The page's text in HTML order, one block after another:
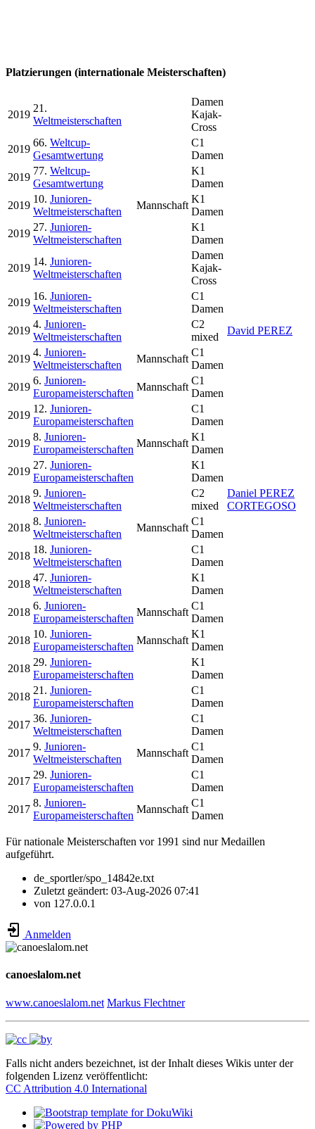
Platzierungen (internationale Meisterschaften)
2019
21.
Weltmeisterschaften
Damen
Kajak-
Cross
2019
66. Weltcup-
Gesamtwertung
C1
Damen
2019
77. Weltcup-
Gesamtwertung
K1
Damen
2019
10. Junioren-
Weltmeisterschaften
Mannschaft
K1
Damen
2019
27. Junioren-
Weltmeisterschaften
K1
Damen
2019
14. Junioren-
Weltmeisterschaften
Damen
Kajak-
Cross
2019
16. Junioren-
Weltmeisterschaften
C1
Damen
2019
4. Junioren-
Weltmeisterschaften
C2
mixed
David PEREZ
2019
4. Junioren-
Weltmeisterschaften
Mannschaft
C1
Damen
2019
6. Junioren-
Europameisterschaften
Mannschaft
C1
Damen
2019
12. Junioren-
Europameisterschaften
C1
Damen
2019
8. Junioren-
Europameisterschaften
Mannschaft
K1
Damen
2019
27. Junioren-
Europameisterschaften
K1
Damen
2018
9. Junioren-
Weltmeisterschaften
C2
mixed
Daniel PEREZ
CORTEGOSO
2018
8. Junioren-
Weltmeisterschaften
Mannschaft
C1
Damen
2018
18. Junioren-
Weltmeisterschaften
C1
Damen
2018
47. Junioren-
Weltmeisterschaften
K1
Damen
2018
6. Junioren-
Europameisterschaften
Mannschaft
C1
Damen
2018
10. Junioren-
Europameisterschaften
Mannschaft
K1
Damen
2018
29. Junioren-
Europameisterschaften
K1
Damen
2018
21. Junioren-
Europameisterschaften
C1
Damen
2017
36. Junioren-
Weltmeisterschaften
C1
Damen
2017
9. Junioren-
Weltmeisterschaften
Mannschaft
C1
Damen
2017
29. Junioren-
Europameisterschaften
C1
Damen
2017
8. Junioren-
Europameisterschaften
Mannschaft
C1
Damen
Für nationale Meisterschaften vor 1991 sind nur Medaillen
aufgeführt.
de_sportler/spo_14842e.txt
Zuletzt geändert: 03-Aug-2026 07:41
von 127.0.0.1
Anmelden
canoeslalom.net
www.canoeslalom.net Markus Flechtner
Falls nicht anders bezeichnet, ist der Inhalt dieses Wikis unter der
folgenden Lizenz veröffentlicht:
CC Attribution 4.0 International